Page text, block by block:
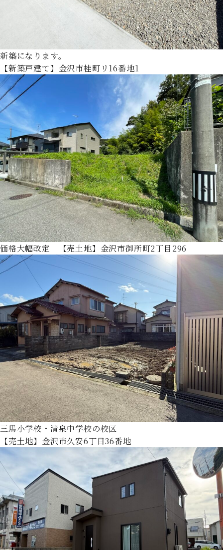
新築になります。
【新築戸建て】金沢市桂町リ16番地1
価格大幅改定 【売土地】金沢市御所町2丁目296
三馬小学校・清泉中学校の校区
【売土地】金沢市久安6丁目36番地